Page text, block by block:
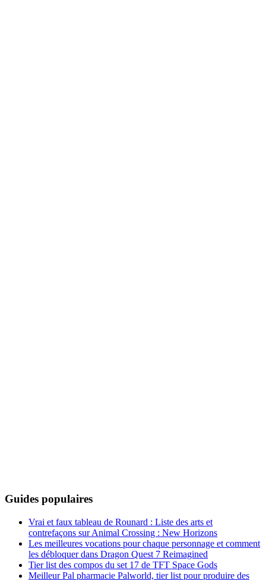
Guides populaires
Vrai et faux tableau de Rounard : Liste des arts et
contrefaçons sur Animal Crossing : New Horizons
Les meilleures vocations pour chaque personnage et comment
les débloquer dans Dragon Quest 7 Reimagined
Tier list des compos du set 17 de TFT Space Gods
Meilleur Pal pharmacie Palworld, tier list pour produire des